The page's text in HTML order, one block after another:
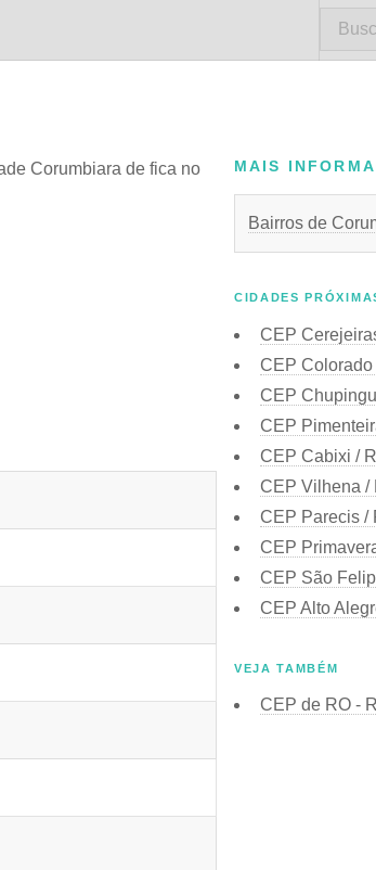
Corumbiara de fica no
MAIS
Bairros de
CIDADES
CEP
CEP Colorado
CEP
CEP
CEP Cabixi /
CEP Vilhena /
CEP Parecis /
CEP
CEP São
CEP Alto
VEJA TAMBÉM
CEP de RO -